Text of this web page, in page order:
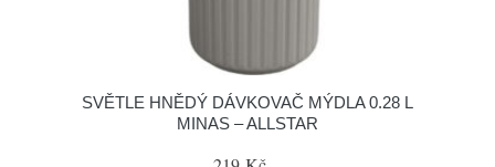
SVĚTLE HNĚDÝ DÁVKOVAČ MÝDLA 0.28 L
MINAS – ALLSTAR